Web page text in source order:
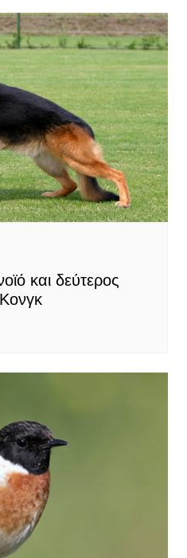
και δεύτερος